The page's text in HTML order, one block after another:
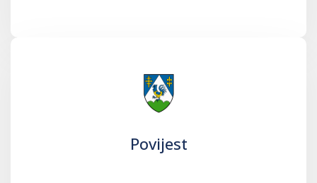
Povijest